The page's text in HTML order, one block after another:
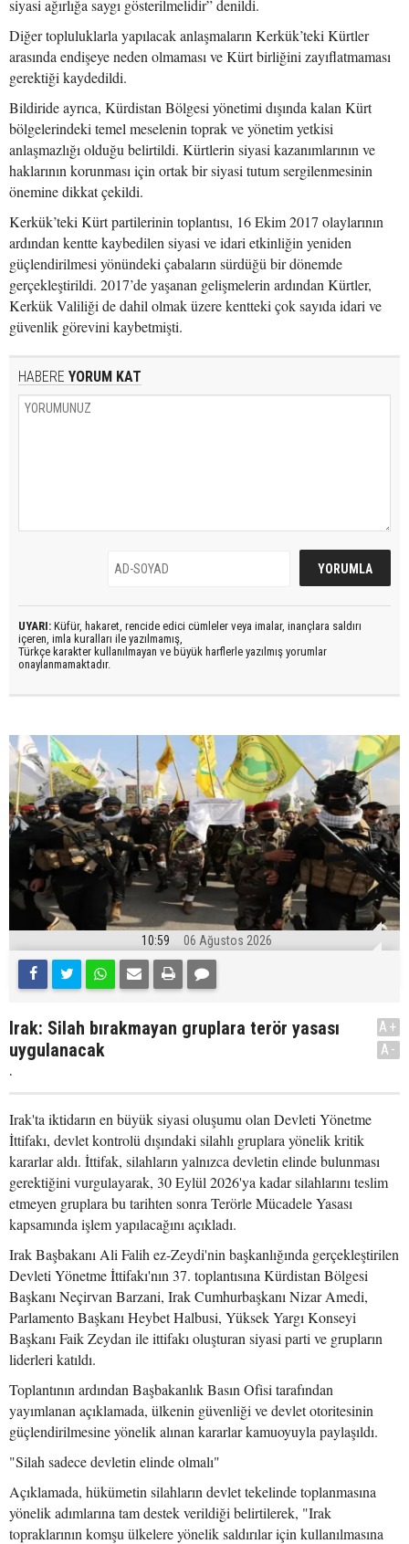
siyasi ağırlığa saygı gösterilmelidir” denildi.
Diğer topluluklarla yapılacak anlaşmaların Kerkük’teki Kürtler
arasında endişeye neden olmaması ve Kürt birliğini zayıflatmaması
gerektiği kaydedildi.
Bildiride ayrıca, Kürdistan Bölgesi yönetimi dışında kalan Kürt
bölgelerindeki temel meselenin toprak ve yönetim yetkisi
anlaşmazlığı olduğu belirtildi. Kürtlerin siyasi kazanımlarının ve
haklarının korunması için ortak bir siyasi tutum sergilenmesinin
önemine dikkat çekildi.
Kerkük’teki Kürt partilerinin toplantısı, 16 Ekim 2017 olaylarının
ardından kentte kaybedilen siyasi ve idari etkinliğin yeniden
güçlendirilmesi yönündeki çabaların sürdüğü bir dönemde
gerçekleştirildi. 2017’de yaşanan gelişmelerin ardından Kürtler,
Kerkük Valiliği de dahil olmak üzere kentteki çok sayıda idari ve
güvenlik görevini kaybetmişti.
HABERE YORUM KAT
UYARI: Küfür, hakaret, rencide edici cümleler veya imalar, inançlara saldırı
içeren, imla kuralları ile yazılmamış,
Türkçe karakter kullanılmayan ve büyük harflerle yazılmış yorumlar
onaylanmamaktadır.
10:59 06 Ağustos 2026
Irak: Silah bırakmayan gruplara terör yasası
uygulanacak
.
A+
A-
Irak'ta iktidarın en büyük siyasi oluşumu olan Devleti Yönetme
İttifakı, devlet kontrolü dışındaki silahlı gruplara yönelik kritik
kararlar aldı. İttifak, silahların yalnızca devletin elinde bulunması
gerektiğini vurgulayarak, 30 Eylül 2026'ya kadar silahlarını teslim
etmeyen gruplara bu tarihten sonra Terörle Mücadele Yasası
kapsamında işlem yapılacağını açıkladı.
Irak Başbakanı Ali Falih ez-Zeydi'nin başkanlığında gerçekleştirilen
Devleti Yönetme İttifakı'nın 37. toplantısına Kürdistan Bölgesi
Başkanı Neçirvan Barzani, Irak Cumhurbaşkanı Nizar Amedi,
Parlamento Başkanı Heybet Halbusi, Yüksek Yargı Konseyi
Başkanı Faik Zeydan ile ittifakı oluşturan siyasi parti ve grupların
liderleri katıldı.
Toplantının ardından Başbakanlık Basın Ofisi tarafından
yayımlanan açıklamada, ülkenin güvenliği ve devlet otoritesinin
güçlendirilmesine yönelik alınan kararlar kamuoyuyla paylaşıldı.
"Silah sadece devletin elinde olmalı"
Açıklamada, hükümetin silahların devlet tekelinde toplanmasına
yönelik adımlarına tam destek verildiği belirtilerek, "Irak
topraklarının komşu ülkelere yönelik saldırılar için kullanılmasına